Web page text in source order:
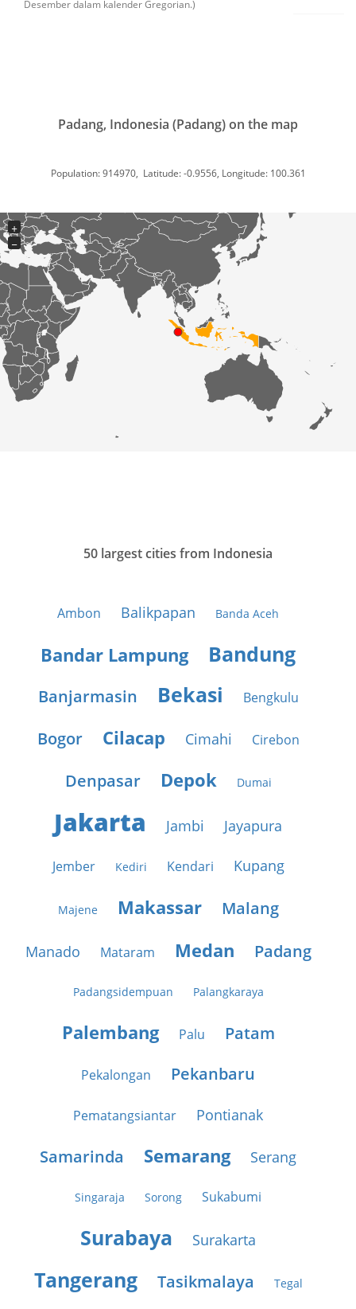
Desember dalam kalender Gregorian.)
Padang, Indonesia (Padang) on the map
Population: 914970, Latitude: -0.9556, Longitude: 100.361
+
−
50 largest cities from Indonesia
Ambon Balikpapan Banda Aceh
Bandar Lampung Bandung
Banjarmasin Bekasi Bengkulu
Bogor Cilacap Cimahi Cirebon
Denpasar Depok Dumai
Jakarta Jambi Jayapura
Jember Kediri Kendari Kupang
Majene Makassar Malang
Manado Mataram Medan Padang
Padangsidempuan Palangkaraya
Palembang Palu Patam
Pekalongan Pekanbaru
Pematangsiantar Pontianak
Samarinda Semarang Serang
Singaraja Sorong Sukabumi
Surabaya Surakarta
Tangerang Tasikmalaya Tegal